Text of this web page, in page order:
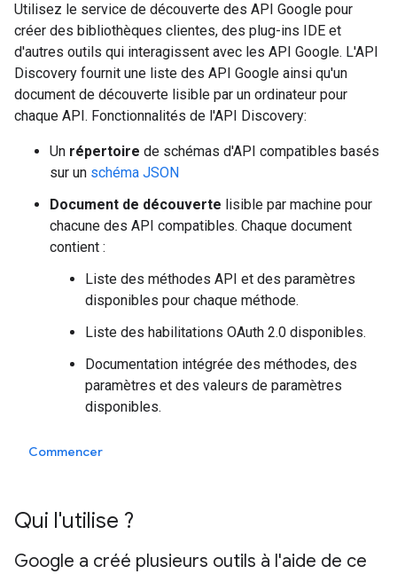
Utilisez le service de découverte des API Google pour
créer des bibliothèques clientes, des plug-ins IDE et
d'autres outils qui interagissent avec les API Google. L'API
Discovery fournit une liste des API Google ainsi qu'un
document de découverte lisible par un ordinateur pour
chaque API. Fonctionnalités de l'API Discovery:
Un répertoire de schémas d'API compatibles basés
sur un schéma JSON
Document de découverte lisible par machine pour
chacune des API compatibles. Chaque document
contient :
Liste des méthodes API et des paramètres
disponibles pour chaque méthode.
Liste des habilitations OAuth 2.0 disponibles.
Documentation intégrée des méthodes, des
paramètres et des valeurs de paramètres
disponibles.
Commencer
Qui l'utilise ?
Google a créé plusieurs outils à l'aide de ce